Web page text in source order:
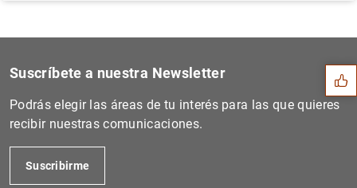
Sugerencias
Suscríbete a nuestra Newsletter
Podrás elegir las áreas de tu interés para las que quieres
recibir nuestras comunicaciones.
Suscribirme